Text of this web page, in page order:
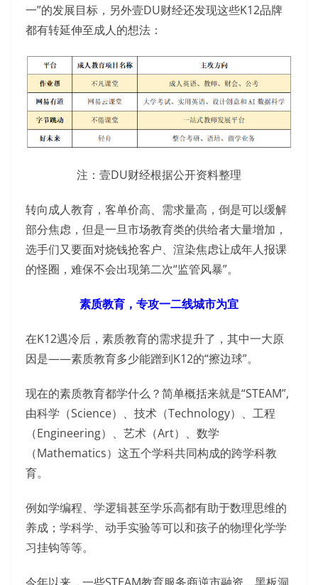
一”的发展目标，另外壹DU财经还发现这些K12品牌
都有转延伸至成人的想法：
注：壹DU财经根据公开资料整理
转向成人教育，客单价高、需求量高，倒是可以缓解
部分焦虑，但是一旦市场教育类的供给者大量增加，
选手们又要面对烧钱抢客户、渲染焦虑让成年人报课
的怪圈，难保不会出现第二次“监管风暴”。
素质教育，专攻一二线城市为宜
在K12遇冷后，素质教育的需求提升了，其中一大原
因是——素质教育多少能蹭到K12的“擦边球”。
现在的素质教育都学什么？简单概括来就是“STEAM”,
由科学（Science）、技术（Technology）、工程
（Engineering）、艺术（Art）、数学
（Mathematics）这五个学科共同构成的跨学科教
育。
例如学编程、学逻辑甚至学乐高都有助于数理思维的
养成；学科学、动手实验等可以和孩子的物理化学学
习挂钩等等。